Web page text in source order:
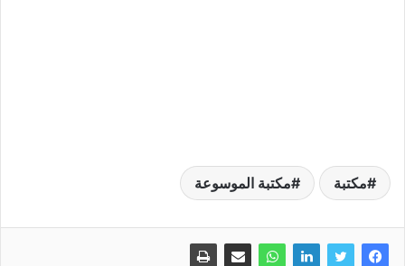
مكتبة مكتبة الموسوعة